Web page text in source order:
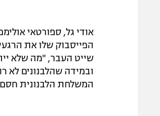
הפייסבוק שלו את
שייט העבר, "מה שלא
ובמידה שהלבנונים לא
המשלחת הלבנונית